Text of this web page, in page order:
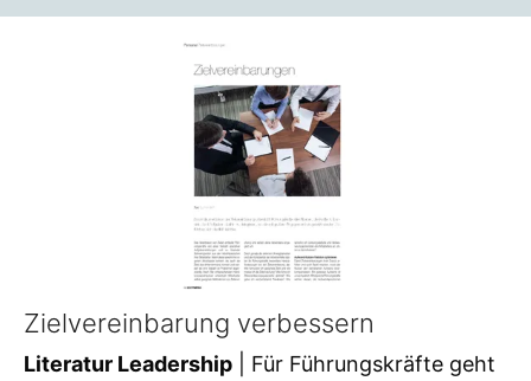
Zielvereinbarung verbessern
Literatur Leadership | Für Führungskräfte geht